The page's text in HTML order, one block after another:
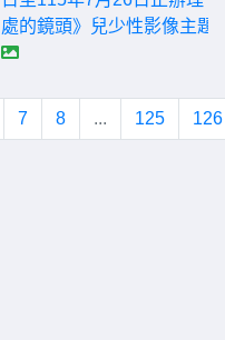
處的鏡頭》兒少性影像主題
7 8 ... 125 126